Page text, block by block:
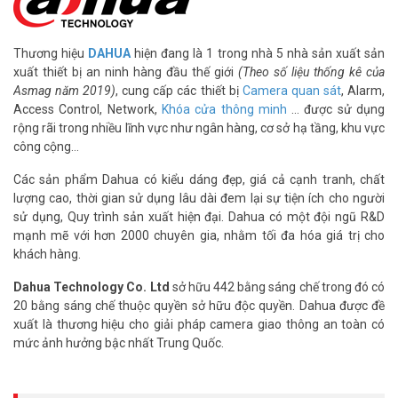
– Nguồn cấp: 12VDC ± 30%
* Sử dụng với các đầu ghi hỗ trợ chức năng SMD, đàm thoại 2 chiều
để đạt hiệu quả sử dụng tối ưu.
– Xuất xứ: Trung Quốc.
– Bảo hành: 36 tháng.
(FAQ) – Hỏi đáp thường gặp
Camera Dahua DH-HAC-HDW1500TQP-IL-T
có tốt không?
Camera này phù hợp cho nhu cầu giám sát ngoài trời tầm trung.
Hình ảnh 5MP rõ nét, đàm thoại 2 chiều là điểm cộng thực dụng.
Chất lượng tương xứng với tầm giá.
Camera dome này khác camera thân ở điểm
nào?
Hình dạng dome gọn hơn, khó bị xoay lệch hướng hơn so với
Thương hiệu DAHUA hiện đang là 1 trong nhà 5 nhà sản xuất sản
xuất thiết bị an ninh hàng đầu thế giới (Theo số liệu thống kê của
Asmag năm 2019), cung cấp các thiết bị Camera quan sát, Alarm,
Access Control, Network, Khóa cửa thông minh … được sử dụng
rộng rãi trong nhiều lĩnh vực như ngân hàng, cơ sở hạ tầng, khu vực
công cộng…
Các sản phẩm Dahua có kiểu dáng đẹp, giá cả cạnh tranh, chất
lượng cao, thời gian sử dụng lâu dài đem lại sự tiện ích cho người
sử dụng, Quy trình sản xuất hiện đại. Dahua có một đội ngũ R&D
mạnh mẽ với hơn 2000 chuyên gia, nhằm tối đa hóa giá trị cho
khách hàng.
Dahua Technology Co. Ltd sở hữu 442 bằng sáng chế trong đó có
20 bằng sáng chế thuộc quyền sở hữu độc quyền. Dahua được đề
xuất là thương hiệu cho giải pháp camera giao thông an toàn có
mức ảnh hưởng bậc nhất Trung Quốc.